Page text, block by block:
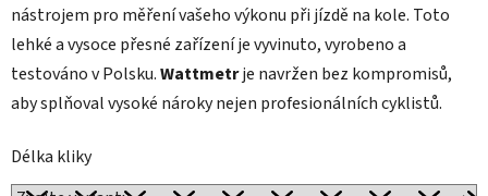
nástrojem pro měření vašeho výkonu při jízdě na kole. Toto
lehké a vysoce přesné zařízení je vyvinuto, vyrobeno a
testováno v Polsku.Wattmetrje navržen bez kompromisů,
aby splňoval vysoké nároky nejen profesionálních cyklistů.
Délka kliky